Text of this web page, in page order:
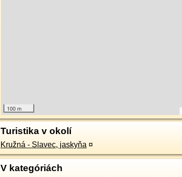
100 m
Turistika v okolí
Kružná - Slavec, jaskyňa ¤
V kategóriách